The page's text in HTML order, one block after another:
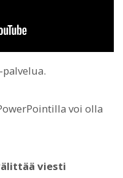
voi olla
viesti